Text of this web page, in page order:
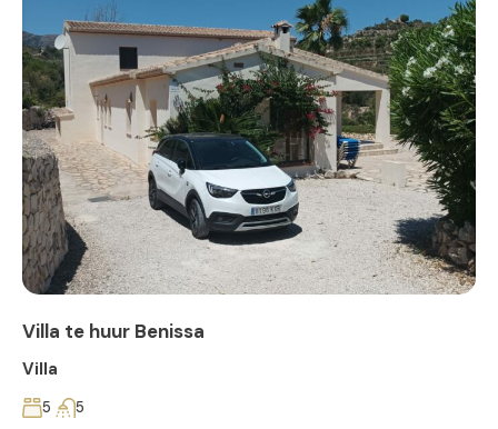
Villa te huur Benissa
Villa
5
5